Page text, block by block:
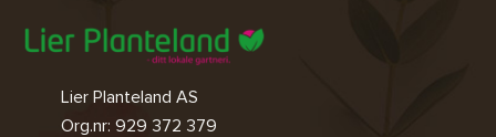
Lier Planteland AS
Org.nr: 929 372 379